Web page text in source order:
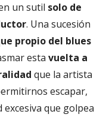
un sutil solo de
. Una sucesión
propio del blues
esta vuelta a
que la artista
escapar,
que golpea